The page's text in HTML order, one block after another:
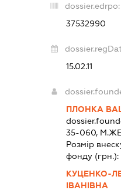
dossier.edrpo:
37532990
15.02.11
ПЛОНКА
35-060,
Розмір
фонду (грн.):
КУЦЕНКО-
ІВАНІВНА